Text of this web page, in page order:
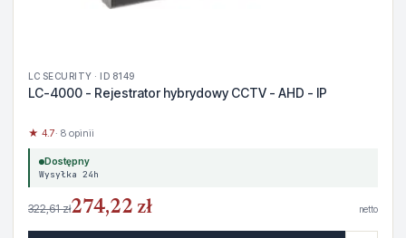
LC SECURITY · ID 8149
LC-4000 - Rejestrator hybrydowy CCTV - AHD - IP
★ 4.7· 8 opinii
Dostępny
Wysyłka 24h
322,61 zł274,22 zł netto